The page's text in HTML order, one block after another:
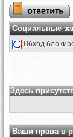
Социальные
Обход
Здесь
Ваши права в